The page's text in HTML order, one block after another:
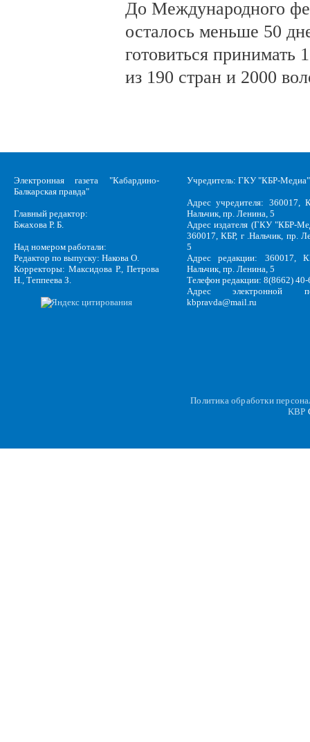
До Международного
осталось меньше 50
готовиться принимать
из 190 стран и 2000
Электронная газета "Кабардино-
Балкарская правда"
Главный редактор:
Бжахова Р. Б.
Над номером работали:
Редактор по выпуску: Накова О.
Корректоры: Максидова Р., Петрова
Н., Теппеева З.
Учредитель: ГКУ "КБР-Медиа"
Адрес учредителя: 360017,
Нальчик, пр. Ленина, 5
Адрес издателя (ГКУ "КБР-
360017, КБР, г .Нальчик, пр.
5
Адрес редакции: 360017,
Нальчик, пр. Ленина, 5
Телефон редакции: 8(8662)
Адрес электронной
kbpravda@mail.ru
Политика обработки
KBP